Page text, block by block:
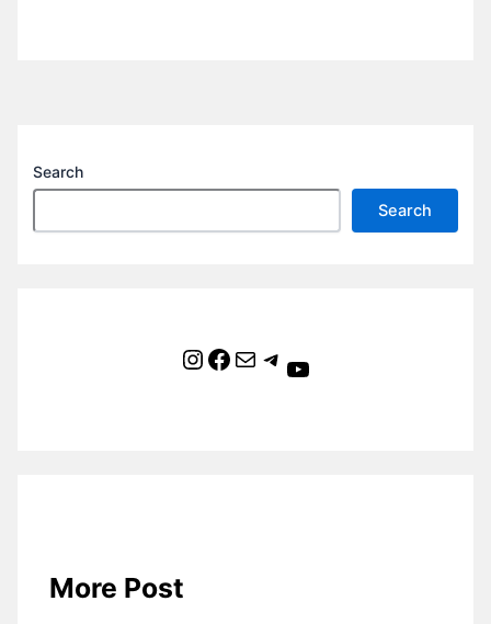
Search
Search
Instagram Facebook Mail Telegram YouTube
More Post